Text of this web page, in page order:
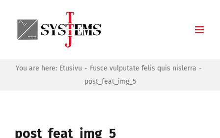
content
You are here: Etusivu
Fusce vulputate felis quis nislerra
post_feat_img_5
post_feat_img_5